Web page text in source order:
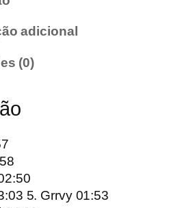
adicional
(0)
5. Grrvy 01:53